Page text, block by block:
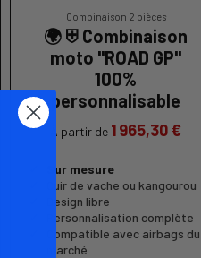
Combinaison 2 pièces
🌍 ⛨ Combinaison
moto "ROAD GP"
100%
personnalisable
À partir de 1 965,30 €
Sur mesure
Cuir de vache ou kangourou
Design libre
Personnalisation complète
Compatible avec airbags du
marché